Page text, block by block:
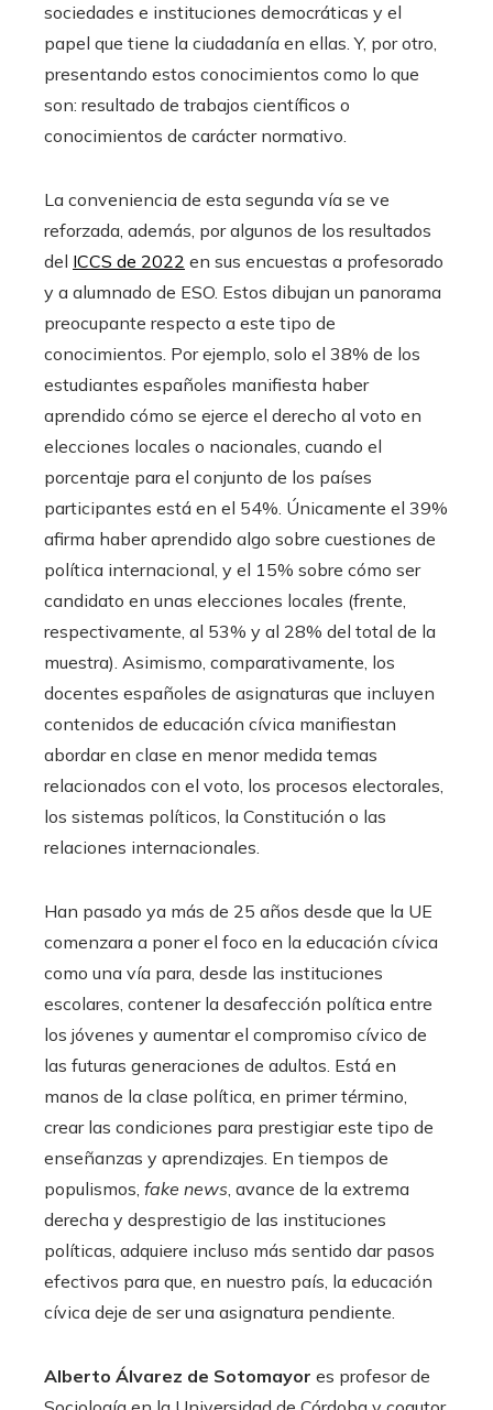
sociedades e instituciones democráticas y el
papel que tiene la ciudadanía en ellas. Y, por otro,
presentando estos conocimientos como lo que
son: resultado de trabajos científicos o
conocimientos de carácter normativo.
La conveniencia de esta segunda vía se ve
reforzada, además, por algunos de los resultados
del ICCS de 2022 en sus encuestas a profesorado
y a alumnado de ESO. Estos dibujan un panorama
preocupante respecto a este tipo de
conocimientos. Por ejemplo, solo el 38% de los
estudiantes españoles manifiesta haber
aprendido cómo se ejerce el derecho al voto en
elecciones locales o nacionales, cuando el
porcentaje para el conjunto de los países
participantes está en el 54%. Únicamente el 39%
afirma haber aprendido algo sobre cuestiones de
política internacional, y el 15% sobre cómo ser
candidato en unas elecciones locales (frente,
respectivamente, al 53% y al 28% del total de la
muestra). Asimismo, comparativamente, los
docentes españoles de asignaturas que incluyen
contenidos de educación cívica manifiestan
abordar en clase en menor medida temas
relacionados con el voto, los procesos electorales,
los sistemas políticos, la Constitución o las
relaciones internacionales.
Han pasado ya más de 25 años desde que la UE
comenzara a poner el foco en la educación cívica
como una vía para, desde las instituciones
escolares, contener la desafección política entre
los jóvenes y aumentar el compromiso cívico de
las futuras generaciones de adultos. Está en
manos de la clase política, en primer término,
crear las condiciones para prestigiar este tipo de
enseñanzas y aprendizajes. En tiempos de
populismos, fake news, avance de la extrema
derecha y desprestigio de las instituciones
políticas, adquiere incluso más sentido dar pasos
efectivos para que, en nuestro país, la educación
cívica deje de ser una asignatura pendiente.
Alberto Álvarez de Sotomayor es profesor de